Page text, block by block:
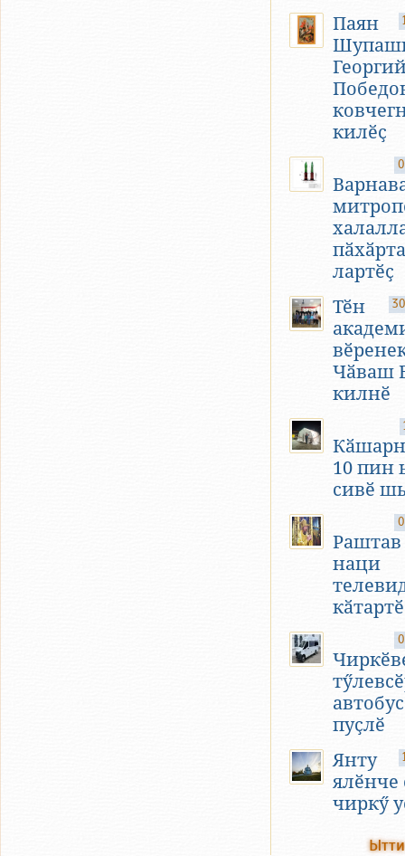
Паян
килӗҫ
лартӗҫ
Тӗн
Чӑваш
килнӗ
10 пин
сивӗ
наци
пуҫлӗ
Янту
ялӗнче
чиркӳ